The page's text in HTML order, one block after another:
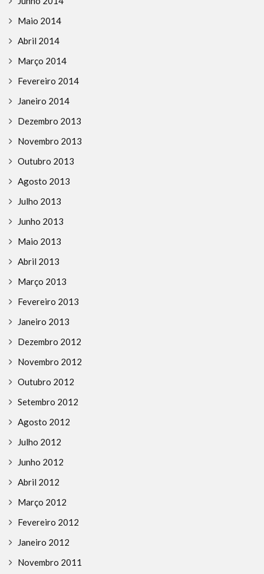
Maio 2014
Abril 2014
Março 2014
Fevereiro 2014
Janeiro 2014
Dezembro 2013
Novembro 2013
Outubro 2013
Agosto 2013
Julho 2013
Junho 2013
Maio 2013
Abril 2013
Março 2013
Fevereiro 2013
Janeiro 2013
Dezembro 2012
Novembro 2012
Outubro 2012
Setembro 2012
Agosto 2012
Julho 2012
Junho 2012
Abril 2012
Março 2012
Fevereiro 2012
Janeiro 2012
Novembro 2011